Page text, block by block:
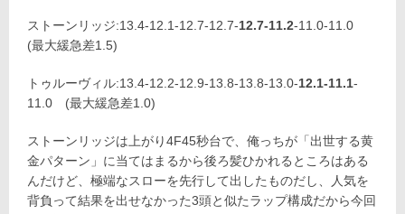
ストーンリッジ:13.4-12.1-12.7-12.7-12.7-11.2-11.0-11.0
(最大緩急差1.5)
トゥルーヴィル:13.4-12.2-12.9-13.8-13.8-13.0-12.1-11.1-
11.0 (最大緩急差1.0)
ストーンリッジは上がり4F45秒台で、俺っちが「出世する黄
金パターン」に当てはまるから後ろ髪ひかれるところはある
んだけど、極端なスローを先行して出したものだし、人気を
背負って結果を出せなかった3頭と似たラップ構成だから今回